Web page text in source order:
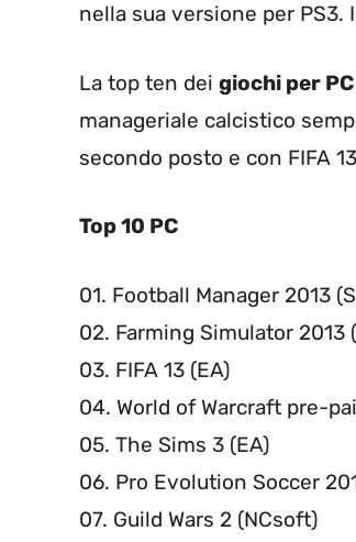
nella sua versione per PS3.
La top ten dei giochi per PC
manageriale calcistico
secondo posto e con FIFA
Top 10 PC
01. Football Manager 2013
02. Farming Simulator 2013
03. FIFA 13 (EA)
04. World of Warcraft pre-
05. The Sims 3 (EA)
06. Pro Evolution Soccer
07. Guild Wars 2 (NCsoft)